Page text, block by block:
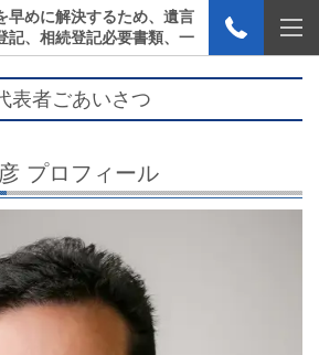
早めに解決するため、遺言
記、相続登記必要書類、一
ご案内をいたします。
表者ごあいさつ
プロフィール